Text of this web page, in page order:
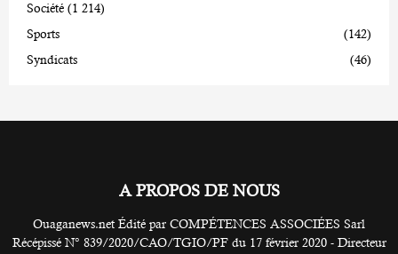
Société (1 214)
Sports
(142)
Syndicats
(46)
A PROPOS DE NOUS
Ouaganews.net Édité par COMPÉTENCES ASSOCIÉES Sarl
Récépissé N° 839/2020/CAO/TGIO/PF du 17 février 2020 - Directeur